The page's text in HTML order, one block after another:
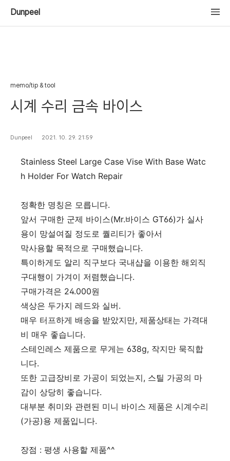
Dunpeel
memo/tip & tool
시계 수리 금속 바이스
Dunpeel 2021. 10. 29. 21:59
Stainless Steel Large Case Vise With Base Watc
h Holder For Watch Repair
정확한 명칭은 모릅니다.
앞서 구매한 군제 바이스(Mr.바이스 GT66)가 실사
용이 망설여질 정도로 퀄리티가 좋아서
막사용할 목적으로 구매했습니다.
특이하게도 알리 직구보다 국내샵을 이용한 해외직
구대행이 가겨이 저렴했습니다.
구매가격은 24.000원
색상은 두가지 레드와 실버.
매우 터프하게 배송을 받았지만, 제품상태는 가격대
비 매우 좋습니다.
스테인레스 제품으로 무게는 638g, 작지만 묵직합
니다.
또한 고급장비로 가공이 되었는지, 스틸 가공의 마
감이 상당히 좋습니다.
대부분 취미와 관련된 미니 바이스 제품은 시계수리
(가공)용 제품입니다.
장점 : 평생 사용할 제품^^